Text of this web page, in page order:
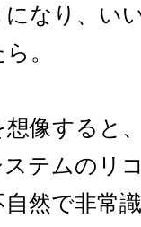
なり、い
。
像すると
テムのリ
然で非常